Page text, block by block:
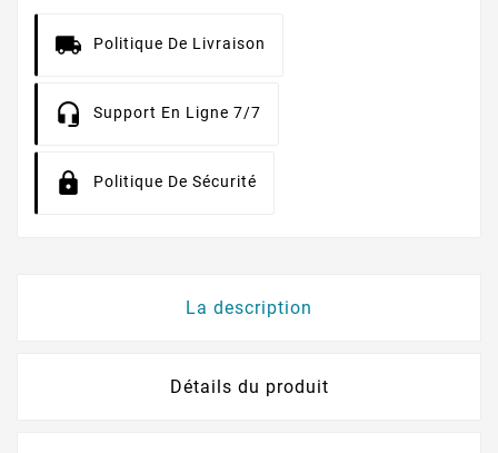
Politique De Livraison
Support En Ligne 7/7
Politique De Sécurité
La description
Détails du produit